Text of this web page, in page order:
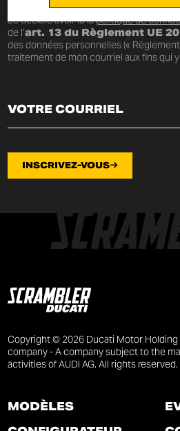
Je déclare avoir lu lapolitique de
de l’art. 13 du Règlement UE
des données personnelles («
traitement de mon courriel aux fins qui
INSCRIVEZ-VOUS
Copyright © 2026 Ducati Motor Holding
company - A company subject to the
activities of AUDI AG. All rights
MODÈLES